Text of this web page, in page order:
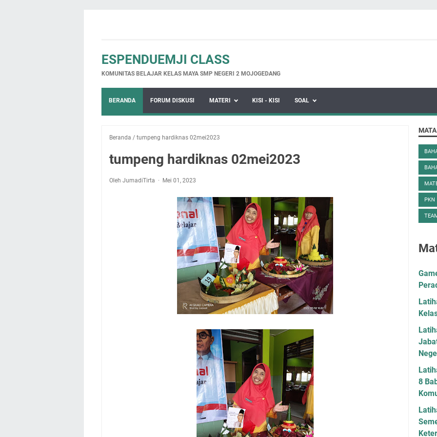
ESPENDUEMJI CLASS
KOMUNITAS BELAJAR KELAS MAYA SMP NEGERI 2 MOJOGEDANG
BERANDA FORUM DISKUSI MATERI KISI - KISI SOAL
Beranda / tumpeng hardiknas 02mei2023
tumpeng hardiknas 02mei2023
Oleh JumadiTirta Mei 01, 2023
PKN
8